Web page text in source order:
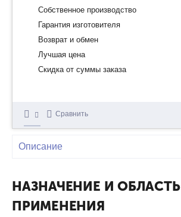
Собственное производство
Гарантия изготовителя
Возврат и обмен
Лучшая цена
Скидка от суммы заказа
Сравнить
Описание
НАЗНАЧЕНИЕ И ОБЛАСТЬ
ПРИМЕНЕНИЯ